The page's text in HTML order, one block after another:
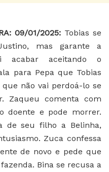
09/01/2025: Tobias se
mas garante a
acabar aceitando o
para Pepa que Tobias
não vai perdoá-lo se
Zaqueu comenta com
doente e pode morrer.
de seu filho a Belinha,
Zuca confessa
de novo e pede que
Bina se recusa a